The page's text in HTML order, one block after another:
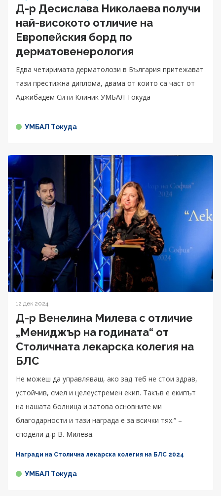
Д-р Десислава Николаева получи
най-високото отличие на
Европейския борд по
дерматовенерология
Едва четиримата дерматолози в България притежават
тази престижна диплома, двама от които са част от
Аджибадем Сити Клиник УМБАЛ Токуда
УМБАЛ Токуда
12 дек 2024
Д-р Венелина Милева с отличие
„Мениджър на годината“ от
Столичната лекарска колегия на
БЛС
Не можеш да управляваш, ако зад теб не стои здрав,
устойчив, смел и целеустремен екип. Такъв е екипът
на нашата болница и затова основните ми
благодарности и тази награда е за всички тях.“ –
сподели д-р В. Милева.
Награди на Столична лекарска колегия на БЛС 2024
УМБАЛ Токуда